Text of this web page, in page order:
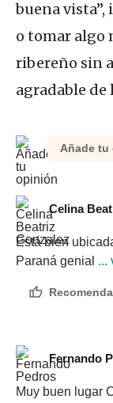
buena
o tomar algo
ribereño sin
agradable de
Añade tu
Celina
Está bien
Paraná genial ...
Fernando
Muy buen lugar